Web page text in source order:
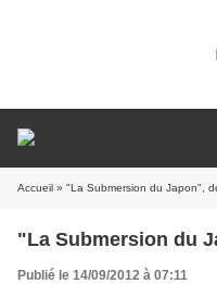
Accueil » "La Submersion du Japon",
"La Submersion du
Publié le 14/09/2012 à 07:11